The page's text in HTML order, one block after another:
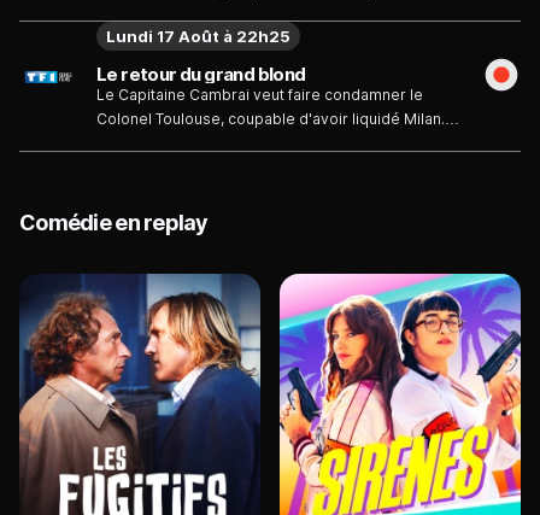
jamais été un espion, tandis que Toulouse doit
Le retour du grand blond
Le Capitaine Cambrai veut faire condamner le
Colonel Toulouse, coupable d'avoir liquidé Milan.
Lundi 17 Août à 22h25
Comédie en replay